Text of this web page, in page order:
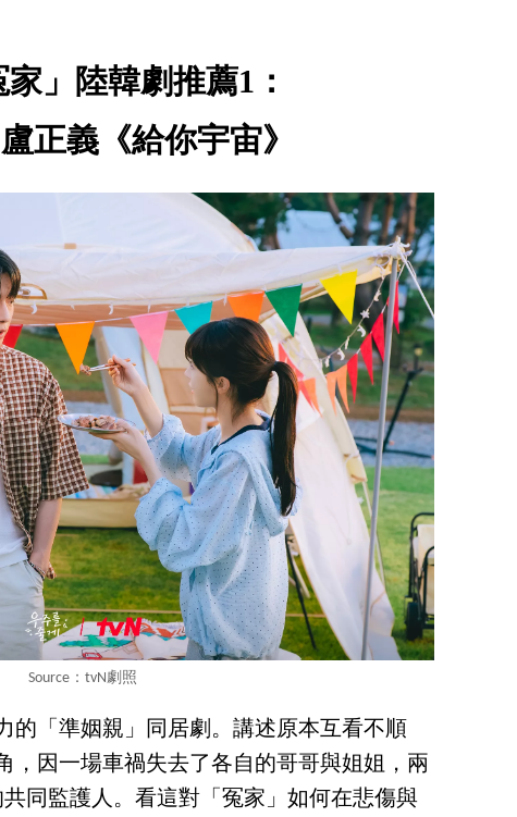
家」陸韓劇推薦1：
正義《給你宇宙》
Source：tvN劇照
的「準姻親」同居劇。講述原本互看不順
，因一場車禍失去了各自的哥哥與姐姐，兩
同監護人。看這對「冤家」如何在悲傷與